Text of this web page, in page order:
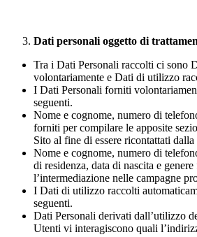
Dati personali oggetto di
Tra i Dati Personali raccolti ci sono
volontariamente e Dati di utilizzo
I Dati Personali forniti
seguenti.
Nome e cognome, numero di
forniti per compilare le apposite
Sito al fine di essere ricontattati dalla
Nome e cognome, numero di
di residenza, data di nascita e
l’intermediazione nelle campagne
I Dati di utilizzo raccolti
seguenti.
Dati Personali derivati dall’utilizzo
Utenti vi interagiscono quali